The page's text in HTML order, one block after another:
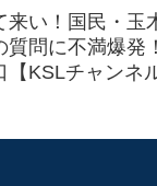
来い！国民・玉
質問に不満爆
KSLチャンネ